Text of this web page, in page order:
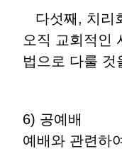
다섯째, 치리
오직 교회적인
법으로 다룰 것
6) 공예배
예배와 관련하